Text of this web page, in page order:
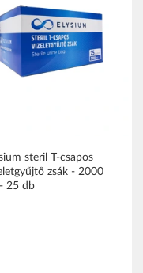
steril T-csapos
zsák - 2000
25 db